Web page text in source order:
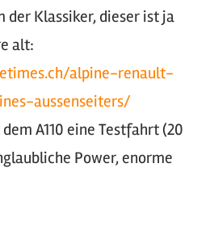
Klassiker, dieser ist ja
alt:
alpine-renault-
aussenseiters/
A110 eine Testfahrt (20
Power, enorme